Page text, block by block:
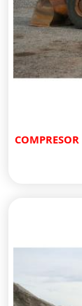
COMPRESOR PENTRU INCARCATOR FRONTAL BULDOZER